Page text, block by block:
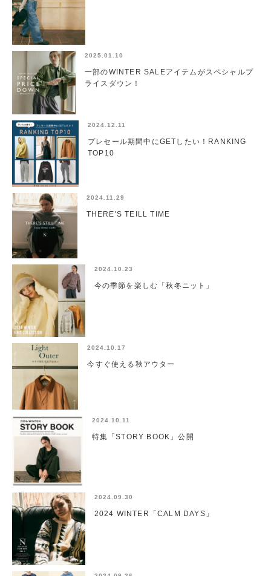
2025.01.10
一部のWINTER SALEアイテムがスペシャルプ
ライスダウン！
2024.12.11
プレセール期間中にGETしたい！RANKING
TOP10
2024.11.29
THERE'S TEILL TIME
2024.10.23
今の季節を楽しむ「秋冬ニット」
2024.10.17
今すぐ使える秋アウター
2024.10.11
特集「STORY BOOK」公開
2024.09.30
2024 WINTER「CALM DAYS」